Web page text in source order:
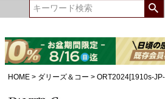
HOME ダリーズ＆コー ORT2024[1910s-